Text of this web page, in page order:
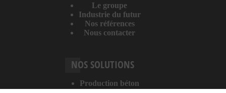
Le groupe
Industrie du futur
Nos références
Nous contacter
NOS SOLUTIONS
Production béton